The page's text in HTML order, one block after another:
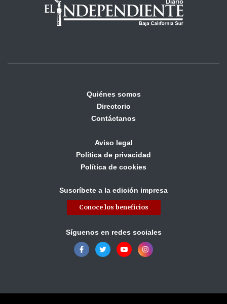
Quiénes somos
Directorio
Contáctanos
Aviso legal
Política de privacidad
Política de cookies
Suscríbete a la edición impresa
Conoce los beneficios
Síguenos en redes sociales